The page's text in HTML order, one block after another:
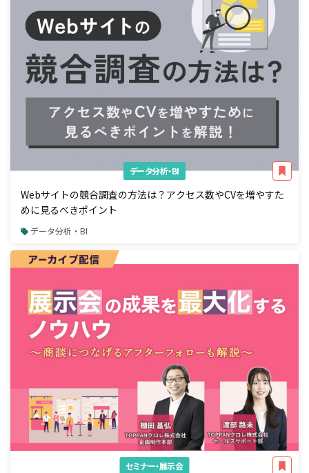
データ分析・BI
Webサイトの競合調査の方法は？アクセス数やCVを増やすた
めに見るべきポイント
データ分析・BI
セミナー・展示会